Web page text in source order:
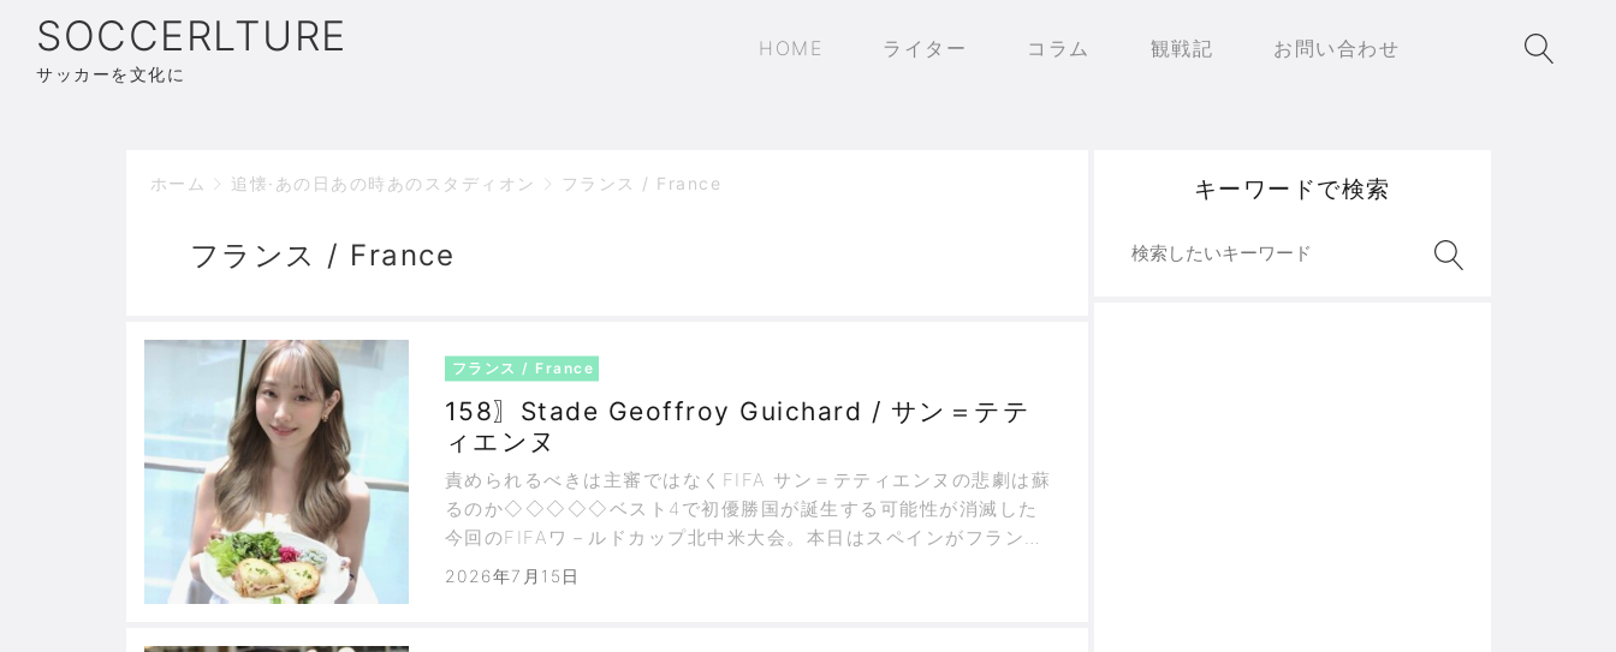
SOCCERLTURE
サッカーを文化に
HOME ライター コラム 観戦記 お問い合わせ
ホーム 追懐·あの日あの時あのスタディオン フランス / France
フランス / France
フランス / France
158〗Stade Geoffroy Guichard / サン＝テテ
ィエンヌ
責められるべきは主審ではなくFIFA サン＝テティエンヌの悲劇は蘇
るのか◇◇◇◇◇ベスト4で初優勝国が誕生する可能性が消滅した
今回のFIFAワ－ルドカップ北中米大会。本日はスペインがフランス
に勝利。「今日の主審は準決勝を裁くにふさわしいレベルだったと
2026年7月15日
キーワードで検索